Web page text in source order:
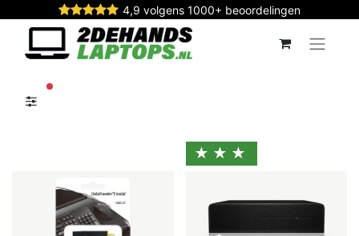
4,9 volgens 1000+ beoordelingen
actieve filters
★★★